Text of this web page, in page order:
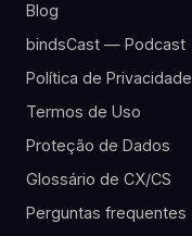
Blog
bindsCast — Podcast
Política de Privacidade
Termos de Uso
Proteção de Dados
Glossário de CX/CS
Perguntas frequentes